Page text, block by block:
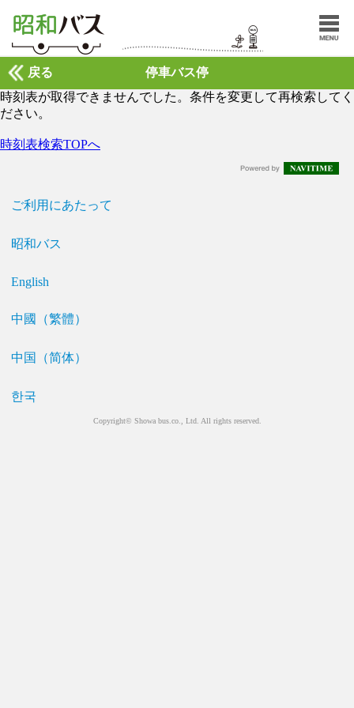
停車バス停
戻る
時刻表が取得できませんでした。条件を変更して再検索してく
ださい。
時刻表検索TOPへ
ご利用にあたって
昭和バス
English
中國（繁體）
中国（简体）
한국
Copyright© Showa bus.co., Ltd. All rights reserved.